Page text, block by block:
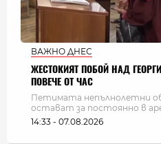
ВАЖНО ДНЕС
ЖЕСТОКИЯТ ПОБОЙ НАД
ПОВЕЧЕ ОТ ЧАС
Петимата непълнолетни
остават за постоянно в
14:33 - 07.08.2026